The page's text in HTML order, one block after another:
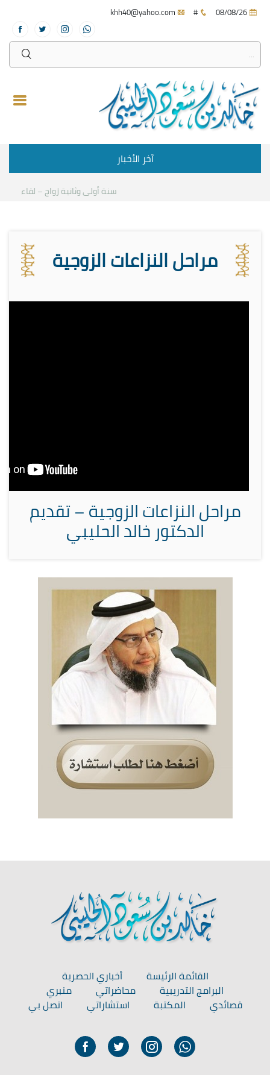
#
آخر الأخبار
سنة أولى وثانية زواج – لقاء مع
مراحل النزاعات الزوجية
مراحل النزاعات الزوجية – تقديم
الدكتور خالد الحليبي
القائمة الرئيسة
أخباري الحصرية
البرامج التدريبية
محاضراتي
منبري
قصائدي
المكتبة استشاراتي اتصل بي